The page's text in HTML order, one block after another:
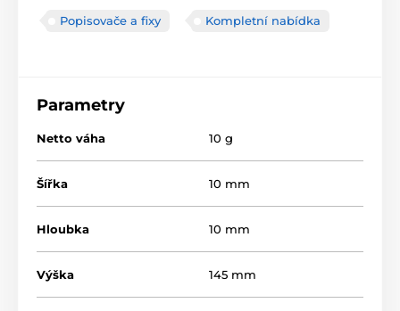
Popisovače a fixy Kompletní nabídka
Parametry
Netto váha 10 g
Šířka 10 mm
Hloubka 10 mm
Výška 145 mm